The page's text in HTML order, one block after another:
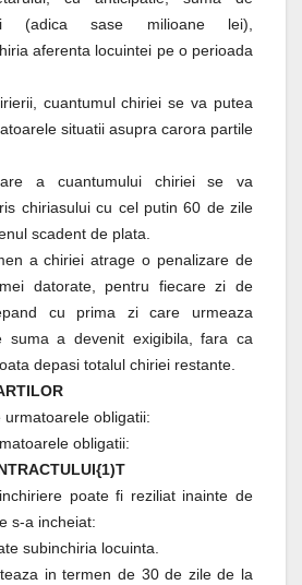
(adica sase milioane lei),
aferenta locuintei pe o perioada
cuantumul chiriei se va putea
situatii asupra carora partile
a cuantumului chiriei se va
chiriasului cu cel putin 60 de zile
scadent de plata.
a chiriei atrage o penalizare de
datorate, pentru fiecare zi de
cu prima zi care urmeaza
suma a devenit exigibila, fara ca
depasi totalul chiriei restante.
obligatii:
obligatii:
poate fi reziliat inainte de
s-a incheiat:
subinchiria locuinta.
in termen de 30 de zile de la